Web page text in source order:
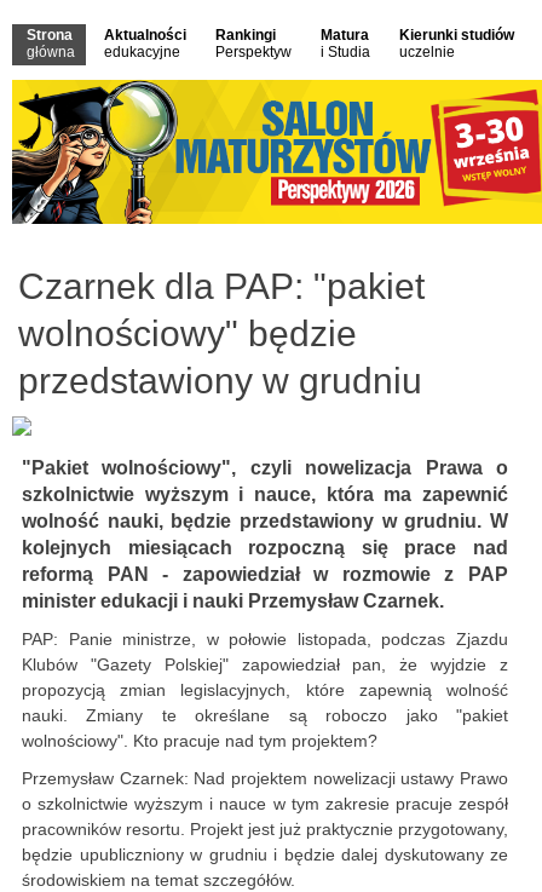
Strona
główna
Aktualności
edukacyjne
Rankingi
Perspektyw
Matura
i Studia
Kierunki studiów
uczelnie
Czarnek dla PAP: "pakiet
wolnościowy" będzie
przedstawiony w grudniu
"Pakiet wolnościowy", czyli nowelizacja Prawa o
szkolnictwie wyższym i nauce, która ma zapewnić
wolność nauki, będzie przedstawiony w grudniu. W
kolejnych miesiącach rozpoczną się prace nad
reformą PAN - zapowiedział w rozmowie z PAP
minister edukacji i nauki Przemysław Czarnek.
PAP: Panie ministrze, w połowie listopada, podczas Zjazdu
Klubów "Gazety Polskiej" zapowiedział pan, że wyjdzie z
propozycją zmian legislacyjnych, które zapewnią wolność
nauki. Zmiany te określane są roboczo jako "pakiet
wolnościowy". Kto pracuje nad tym projektem?
Przemysław Czarnek: Nad projektem nowelizacji ustawy Prawo
o szkolnictwie wyższym i nauce w tym zakresie pracuje zespół
pracowników resortu. Projekt jest już praktycznie przygotowany,
będzie upubliczniony w grudniu i będzie dalej dyskutowany ze
środowiskiem na temat szczegółów.